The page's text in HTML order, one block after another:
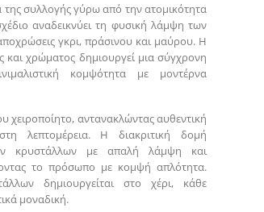
συλλογής γύρω από την ατομικότητα
αναδεικνύει τη φυσική λάμψη των
γκρι, πράσινου και μαύρου. Η
και χρώματος δημιουργεί μια σύγχρονη
κομψότητα με μοντέρνα
χειροποίητο, αντανακλώντας αυθεντική
λεπτομέρεια. Η διακριτική δομή
κρυστάλλων με απαλή λάμψη και
το πρόσωπο με κομψή απλότητα.
δημιουργείται στο χέρι, κάθε
μοναδική.